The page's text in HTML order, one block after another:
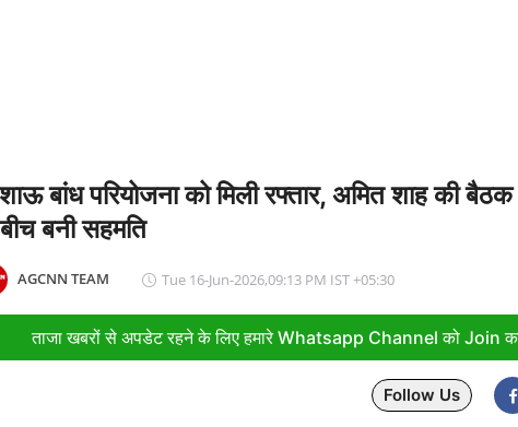
बांध परियोजना को मिली रफ्तार, अमित शाह की बैठक
बनी सहमति
AGCNN TEAM Tue 16-Jun-2026,09:13 PM IST +05:30
ताजा खबरों से अपडेट रहने के लिए हमारे Whatsapp Channel को Join
Follow Us